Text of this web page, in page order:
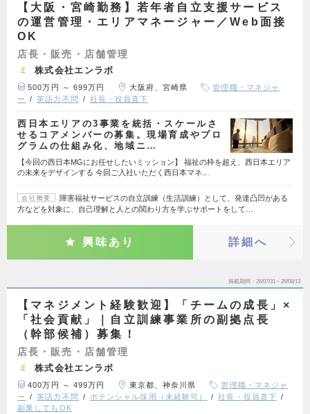
【大阪・宮崎勤務】若年者自立支援サービス
の運営管理・エリアマネージャー／Web面接
OK
店長・販売・店舗管理
株式会社エンラボ
500万円 ～ 699万円 大阪府、宮崎県
管理職・マネジャ
ー
英語力不問 社長・役員直下
西日本エリアの3事業を統括・スケールさ
せるコアメンバーの募集。現場育成やプロ
グラムの仕組み化、地域ニ…
【今回の西日本MGにお任せしたいミッション】 福祉の枠を超え、西日本エリア
の未来をデザインする 今回ご入社いただく西日本マネ…
会社概要
障害福祉サービスの自立訓練（生活訓練）として、発達凸凹がある
方などを対象に、自己理解と人との関わり方を学ぶサポートをして…
興味あり 詳細へ
掲載期間 26/07/31～26/08/13
【マネジメント経験歓迎】「チームの成長」×
「社会貢献」｜自立訓練事業所の副拠点長
（幹部候補）募集！
店長・販売・店舗管理
株式会社エンラボ
400万円 ～ 499万円 東京都、神奈川県
管理職・マネジャ
ー
英語力不問 ポテンシャル採用（未経験可）
社長・役員直下
副業してもOK